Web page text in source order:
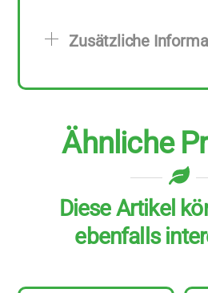
Zusätzliche
Ähnliche
Diese Artikel
ebenfalls